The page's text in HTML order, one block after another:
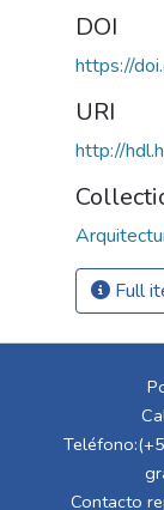
DOI
https://
URI
http://
Full
Contacto